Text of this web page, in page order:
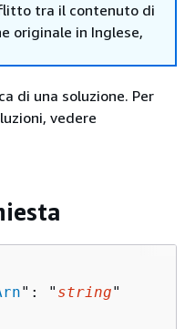
tra il contenuto di
originale in Inglese,
di una soluzione. Per
vedere
": " string"